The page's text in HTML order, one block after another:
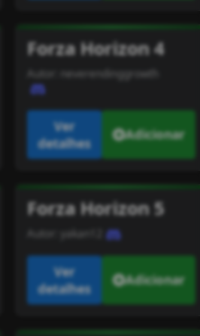
Forza Horizon 4
Autor: neverendinggrowth
Ver
detalhes
Adicionar
Forza Horizon 5
Autor: yakan12
Ver
detalhes
Adicionar